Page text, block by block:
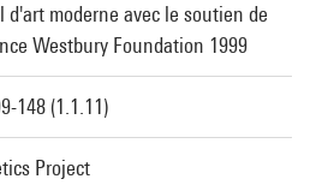
d'art moderne avec le soutien de
Westbury Foundation 1999
148 (1.1.11)
Project